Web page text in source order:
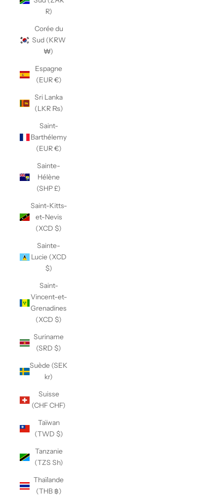
R)
Corée du
Sud (KRW
₩)
Espagne
(EUR €)
Sri Lanka
(LKR ₨)
Saint-
Barthélemy
(EUR €)
Sainte-
Hélène
(SHP £)
Saint-Kitts-
et-Nevis
(XCD $)
Sainte-
Lucie (XCD
$)
Saint-
Vincent-et-
Grenadines
(XCD $)
Suriname
(SRD $)
Suède (SEK
kr)
Suisse
(CHF CHF)
Taïwan
(TWD $)
Tanzanie
(TZS Sh)
Thaïlande
(THB ฿)